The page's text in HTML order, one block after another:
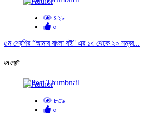
৪২৮
০
৫ম শ্রেণির “আমার বাংলা বই” এর ১৩ থেকে ২০ নম্বর...
৬ম শ্রেণি
৮৩৯
০